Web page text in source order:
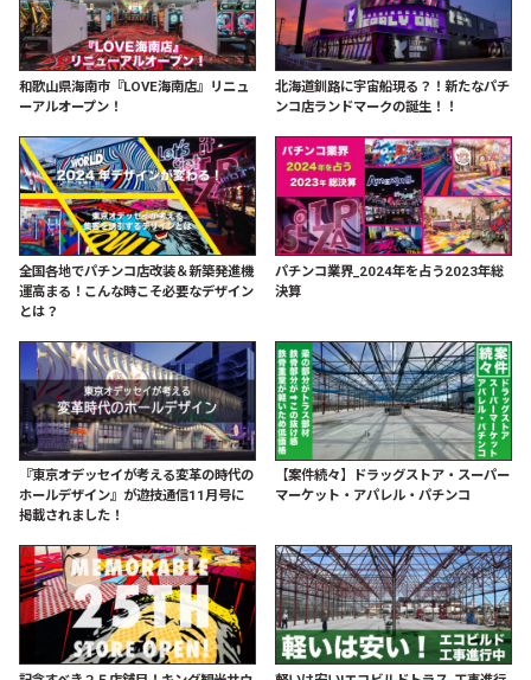
和歌山県海南市『LOVE海南店』リニュ
ーアルオープン！
北海道釧路に宇宙船現る？！新たなパチ
ンコ店ランドマークの誕生！！
全国各地でパチンコ店改装＆新築発進機
運高まる！こんな時こそ必要なデザイン
とは？
パチンコ業界_2024年を占う2023年総
決算
『東京オデッセイが考える変革の時代の
ホールデザイン』が遊技通信11月号に
掲載されました！
【案件続々】ドラッグストア・スーパー
マーケット・アパレル・パチンコ